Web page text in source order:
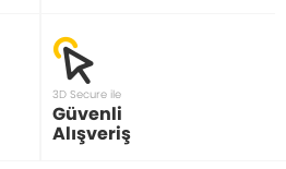
3D Secure ile
Güvenli
Alışveriş